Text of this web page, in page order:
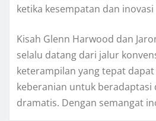
ketika kesempatan dan
Kisah Glenn Harwood dan
selalu datang dari jalur
keterampilan yang tepat
keberanian untuk
dramatis. Dengan semangat